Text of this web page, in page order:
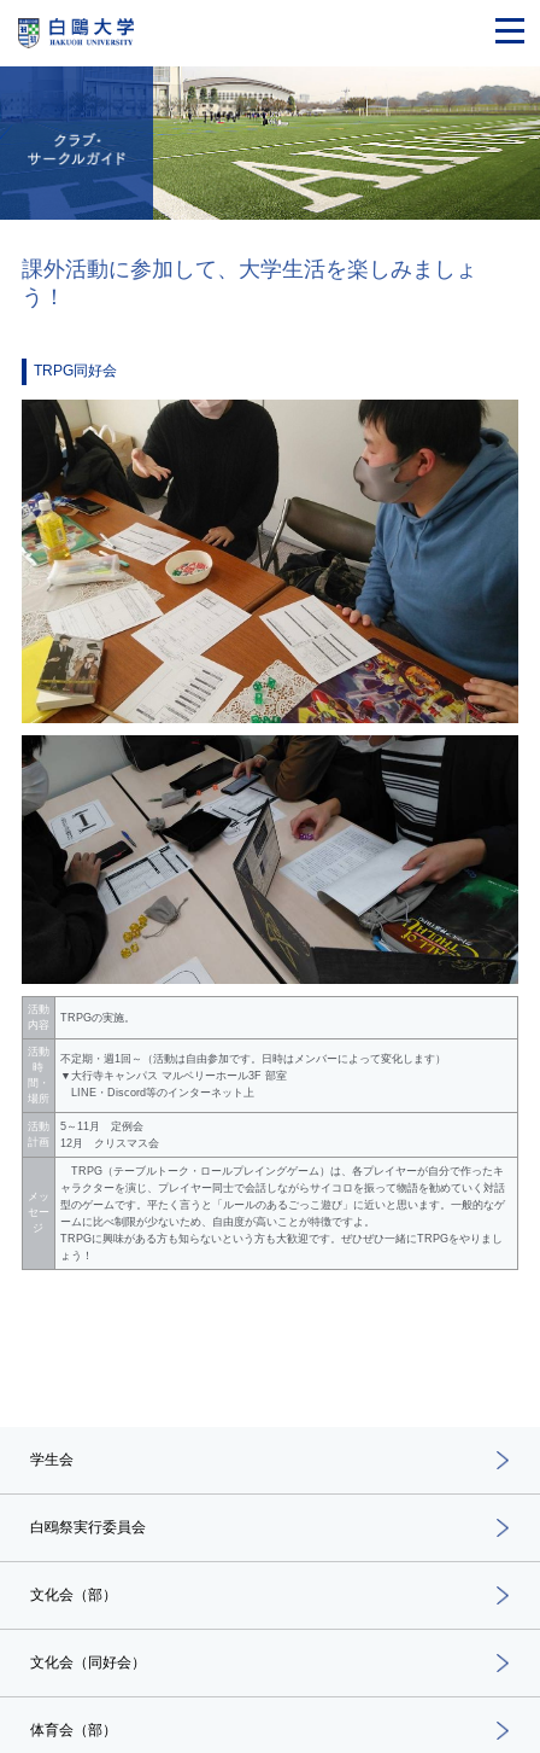
課外活動に参加して、大学生活を楽しみましょ
う！
TRPG同好会
活動
内容
TRPGの実施。
活動
時
間・
場所
不定期・週1回～（活動は自由参加です。日時はメンバーによって変化します）
▼大行寺キャンパス マルベリーホール3F 部室
LINE・Discord等のインターネット上
活動
計画
5～11月 定例会
12月 クリスマス会
メッ
セー
ジ
TRPG（テーブルトーク・ロールプレイングゲーム）は、各プレイヤーが自分で作ったキ
ャラクターを演じ、プレイヤー同士で会話しながらサイコロを振って物語を勧めていく対話
型のゲームです。平たく言うと「ルールのあるごっこ遊び」に近いと思います。一般的なゲ
ームに比べ制限が少ないため、自由度が高いことが特徴ですよ。
TRPGに興味がある方も知らないという方も大歓迎です。ぜひぜひ一緒にTRPGをやりまし
ょう！
学生会
白鴎祭実行委員会
文化会（部）
文化会（同好会）
体育会（部）